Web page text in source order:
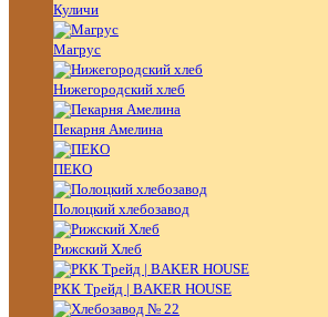
Куличи
Магрус
Нижегородский хлеб
Пекарня Амелина
ПЕКО
Полоцкий хлебозавод
Рижский Хлеб
РКК Трейд | BAKER HOUSE